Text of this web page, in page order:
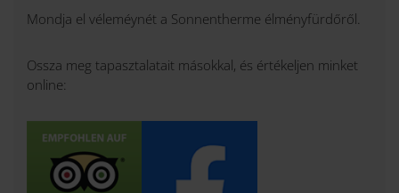
Mondja el véleméynét a Sonnentherme élményfürdőről.
Ossza meg tapasztalatait másokkal, és értékeljen minket
online: